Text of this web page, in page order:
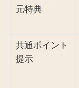
元特典
共通ポイント
提示